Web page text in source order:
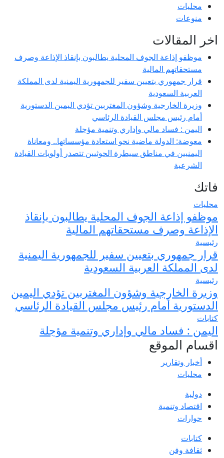
محليات
منوعات
اخر المقالات
موظفو إذاعة الجوف المحلية يطالبون بإنقاذ الإذاعة وصرف
مستحقاتهم المالية
قرار جمهوري بتعيين سفير للجمهورية اليمنية لدى المملكة
العربية السعودية
وزيرة الخارجية وشؤون المغتربين تؤدي اليمين الدستورية
أمام رئيس مجلس القيادة الرئاسي
اليمن : فساد مالي وإداري وتنمية مؤجلة
معوضة: الدولة ماضية نحو استعادة مؤسساتها.. ومعاناة
اليمنيين في مناطق سيطرة الحوثيين تتصدر أولويات القيادة
الشرعية
فاتك
محليات
موظفو إذاعة الجوف المحلية يطالبون بإنقاذ
الإذاعة وصرف مستحقاتهم المالية
رئيسية
قرار جمهوري بتعيين سفير للجمهورية اليمنية
لدى المملكة العربية السعودية
رئيسية
وزيرة الخارجية وشؤون المغتربين تؤدي اليمين
الدستورية أمام رئيس مجلس القيادة الرئاسي
كتابات
اليمن : فساد مالي وإداري وتنمية مؤجلة
اقسام الموقع
أخبار وتقارير
محليات
دولية
اقتصاد وتنمية
حوارات
كتابات
ثقافة وفن